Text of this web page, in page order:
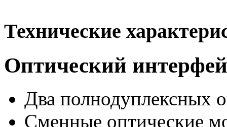
Технические
Оптический
Два полнодуплексных
Сменные оптические